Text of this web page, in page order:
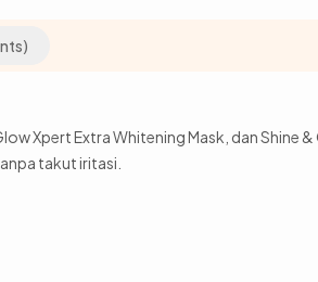
Xpert Extra Whitening Mask, dan Shine
takut iritasi.